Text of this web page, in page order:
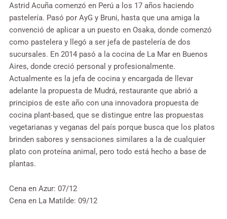
Astrid Acuña comenzó en Perú a los 17 años haciendo
pastelería. Pasó por AyG y Bruni, hasta que una amiga la
convenció de aplicar a un puesto en Osaka, donde comenzó
como pastelera y llegó a ser jefa de pastelería de dos
sucursales. En 2014 pasó a la cocina de La Mar en Buenos
Aires, donde creció personal y profesionalmente.
Actualmente es la jefa de cocina y encargada de llevar
adelante la propuesta de Mudrá, restaurante que abrió a
principios de este año con una innovadora propuesta de
cocina plant-based, que se distingue entre las propuestas
vegetarianas y veganas del país porque busca que los platos
brinden sabores y sensaciones similares a la de cualquier
plato con proteína animal, pero todo está hecho a base de
plantas.
Cena en Azur: 07/12
Cena en La Matilde: 09/12